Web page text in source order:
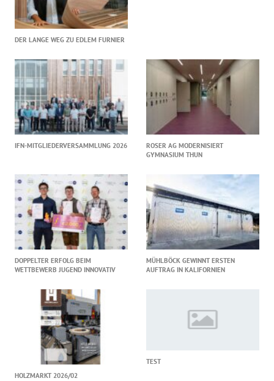
DER LANGE WEG ZU EDLEM FURNIER
IFN-MITGLIEDERVERSAMMLUNG 2026
ROSER AG MODERNISIERT
GYMNASIUM THUN
DOPPELTER ERFOLG BEIM
WETTBEWERB JUGEND INNOVATIV
MÜHLBÖCK GEWINNT ERSTEN
AUFTRAG IN KALIFORNIEN
HOLZMARKT 2026/02
TEST